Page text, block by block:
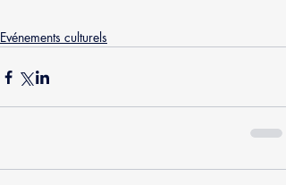
Evénements culturels